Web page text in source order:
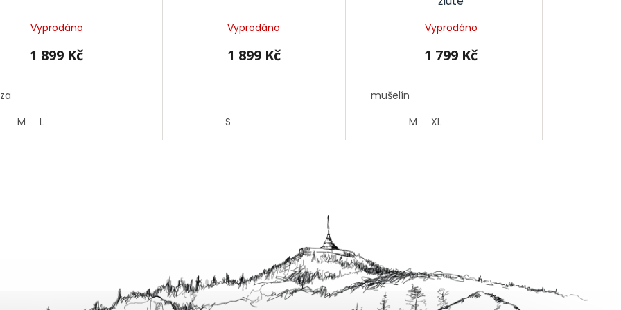
Vyprodáno
1 899 Kč
M
L
Vyprodáno
1 899 Kč
S
Vyprodáno
1 799 Kč
mušelín
M
XL